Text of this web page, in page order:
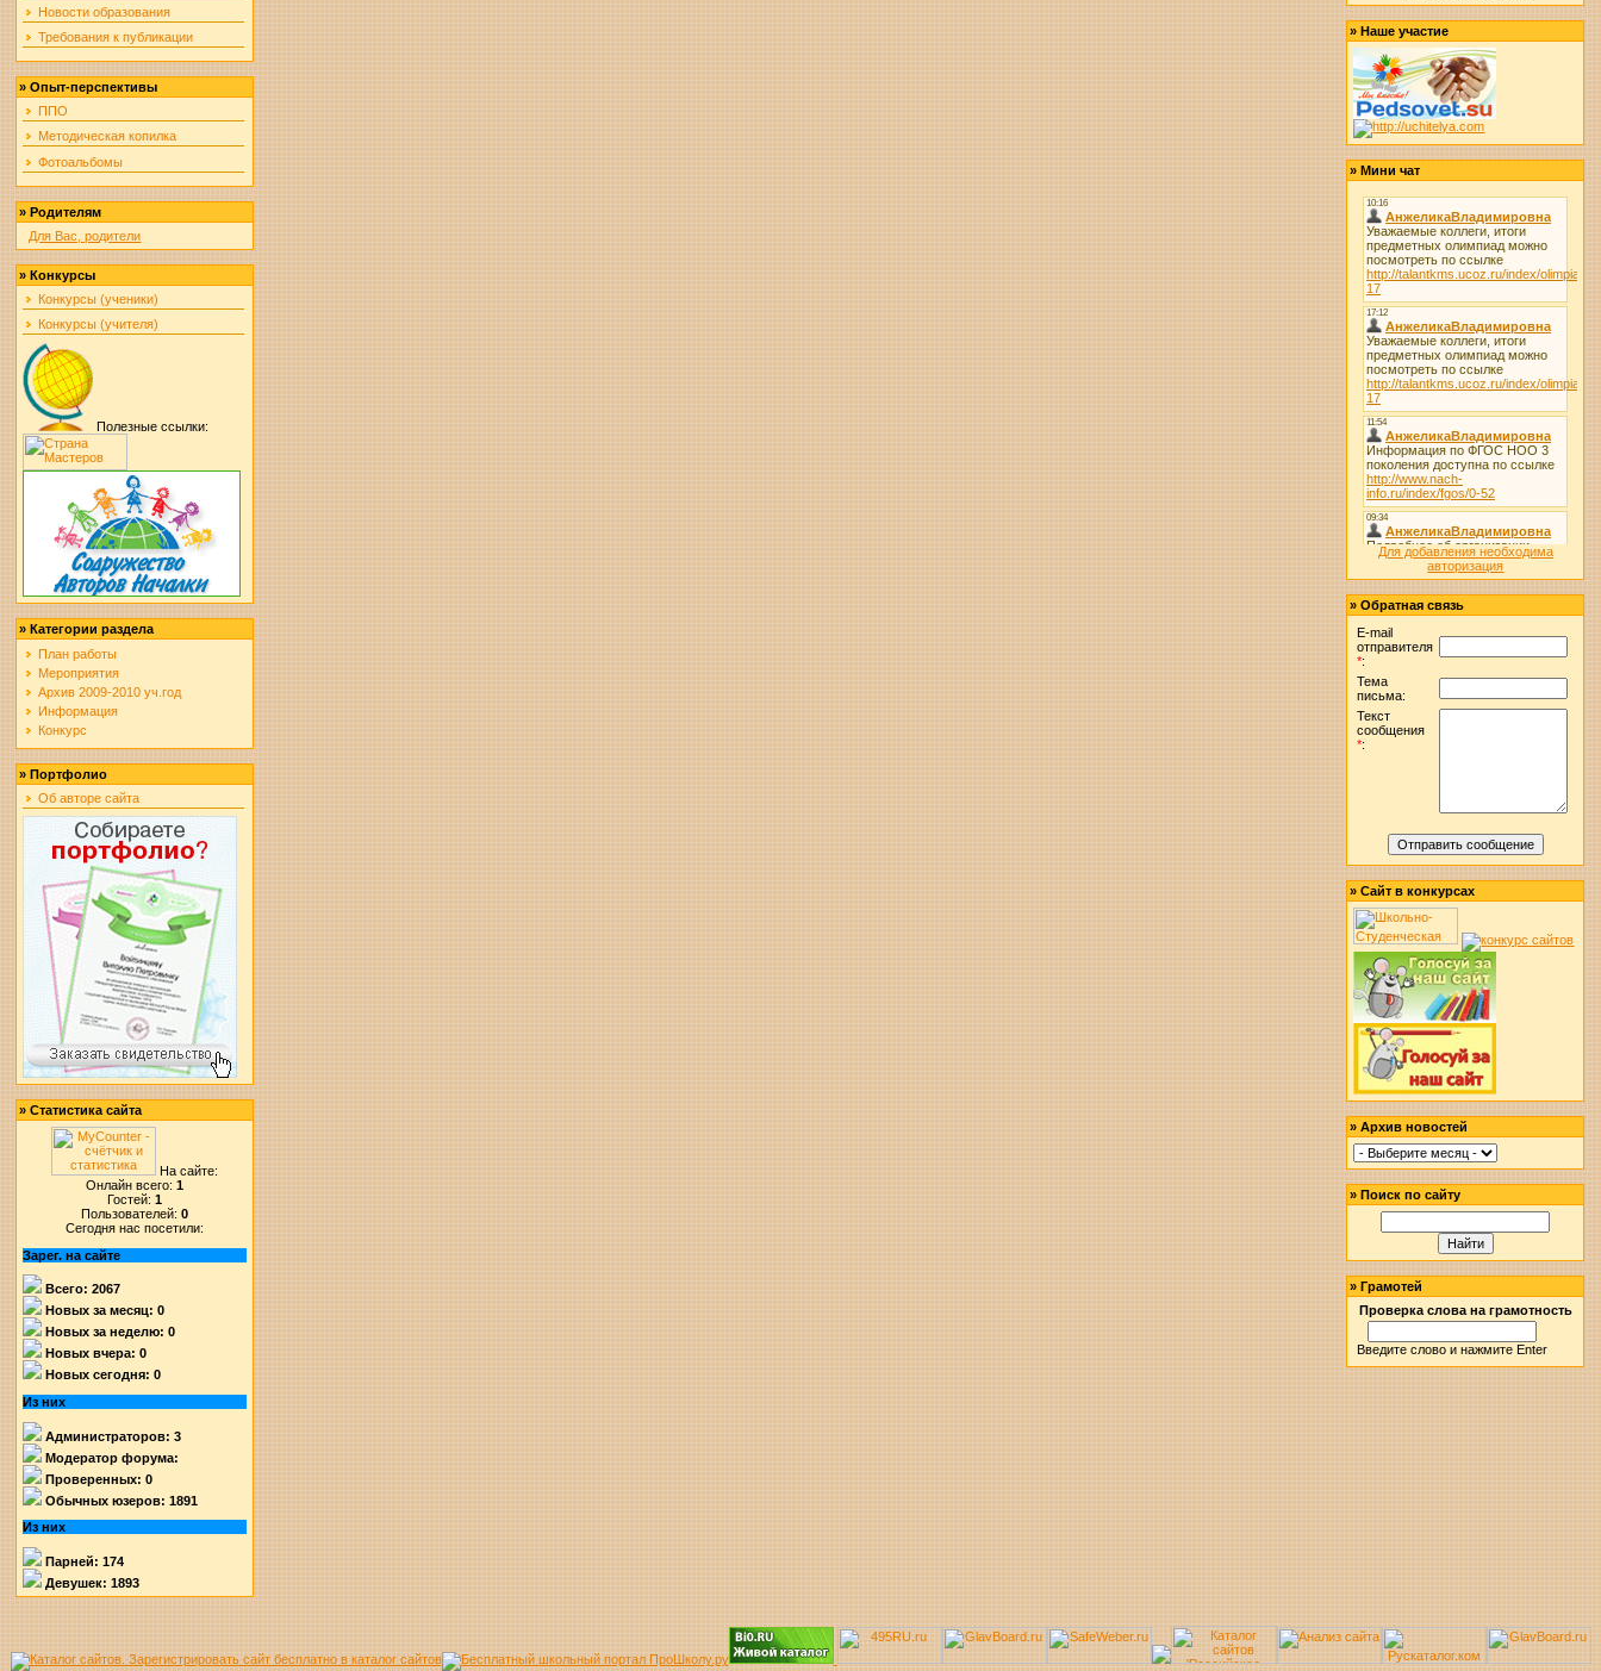
Новости образования
Требования к публикации
»Опыт-перспективы
ППО
Методическая копилка
Фотоальбомы
»Родителям
Для Вас, родители
»Конкурсы
Конкурсы (ученики)
Конкурсы (учителя)
Полезные ссылки:
»Категории раздела
План работы
Мероприятия
Архив 2009-2010 уч.год
Информация
Конкурс
»Портфолио
Об авторе сайта
»Статистика сайта
На сайте:
Онлайн всего:1
Гостей:1
Пользователей:0
Сегодня нас посетили:
Зарег. на сайте
Всего: 2067
Новых за месяц: 0
Новых за неделю: 0
Новых вчера: 0
Новых сегодня: 0
Из них
Администраторов: 3
Модератор форума:
Проверенных: 0
Обычных юзеров: 1891
Из них
Парней: 174
Девушек: 1893
»Наше участие
»Мини чат
Для добавления необходима
авторизация
»Обратная связь
E-mail
отправителя
*:
Тема
письма:
Текст
сообщения
*:
»Сайт в конкурсах
»Архив новостей
»Поиск по сайту
»Грамотей
Проверка слова на грамотность
Введите слово и нажмите Enter